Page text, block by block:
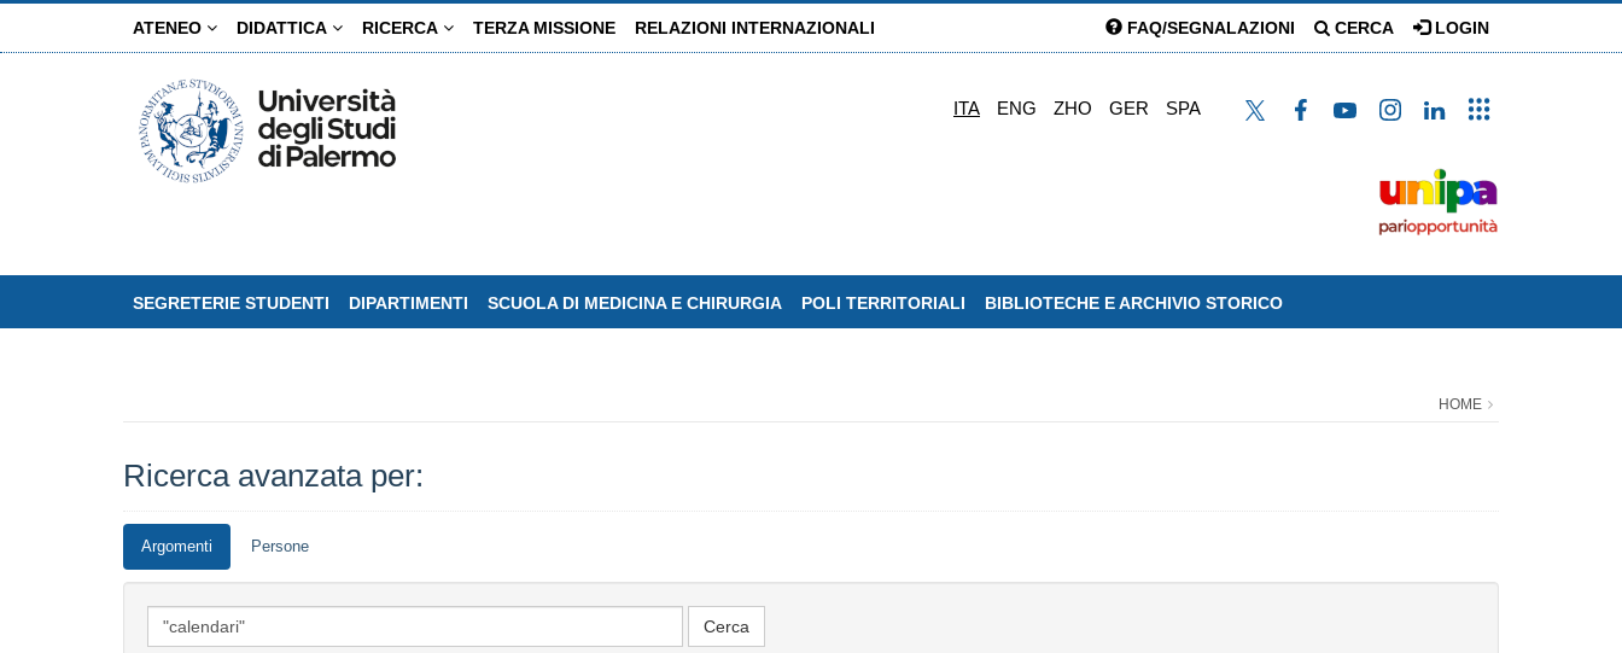
ATENEO DIDATTICA RICERCA TERZA MISSIONE RELAZIONI INTERNAZIONALI FAQ/SEGNALAZIONI CERCA LOGIN
ITA ENG ZHO GER SPA
SEGRETERIE STUDENTI DIPARTIMENTI SCUOLA DI MEDICINA E CHIRURGIA POLI TERRITORIALI BIBLIOTECHE E ARCHIVIO STORICO
HOME
Ricerca avanzata per:
Argomenti Persone